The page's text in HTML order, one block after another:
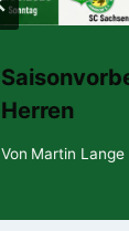
Herren
Von Martin Lange